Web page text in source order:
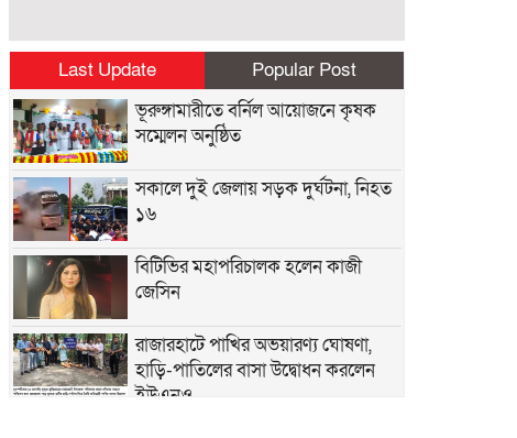
Last Update
Popular Post
ভূরুঙ্গামারীতে বর্নিল আয়োজনে কৃষক
সম্মেলন অনুষ্ঠিত
সকালে দুই জেলায় সড়ক দুর্ঘটনা, নিহত
১৬
বিটিভির মহাপরিচালক হলেন কাজী
জেসিন
রাজারহাটে পাখির অভয়ারণ্য ঘোষণা,
হাড়ি-পাতিলের বাসা উদ্বোধন করলেন
ইউএনও